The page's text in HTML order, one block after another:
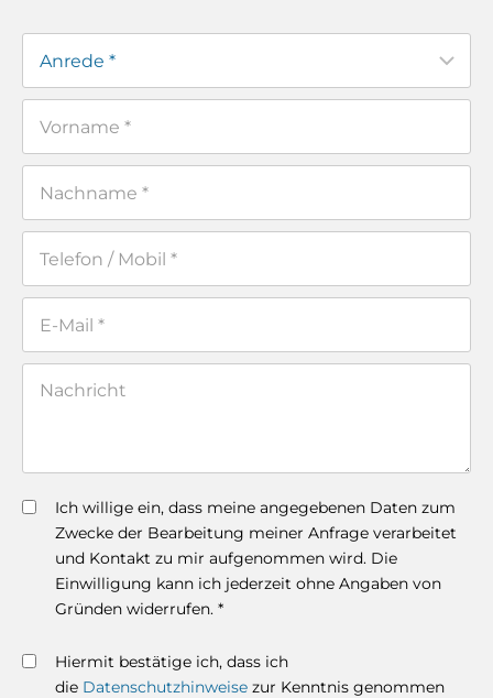
Ich willige ein, dass meine angegebenen Daten zum
Zwecke der Bearbeitung meiner Anfrage verarbeitet
und Kontakt zu mir aufgenommen wird. Die
Einwilligung kann ich jederzeit ohne Angaben von
Gründen widerrufen. *
Hiermit bestätige ich, dass ich
die Datenschutzhinweise zur Kenntnis genommen